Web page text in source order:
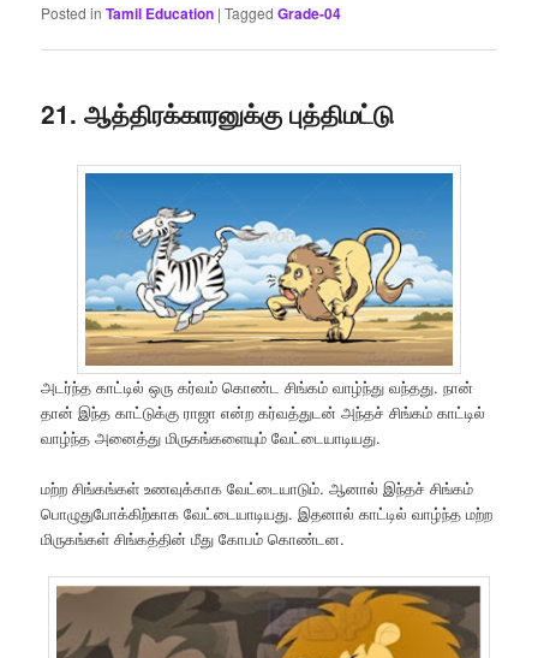
Posted in Tamil Education |Tagged Grade-04
21. ஆத்திரக்காரனுக்கு புத்திமட்டு
அடர்ந்த காட்டில் ஒரு கர்வம் கொண்ட சிங்கம் வாழ்ந்து வந்தது. நான்
தான் இந்த காட்டுக்கு ராஜா என்ற கர்வத்துடன் அந்தச் சிங்கம் காட்டில்
வாழ்ந்த அனைத்து மிருகங்களையும் வேட்டையாடியது.
மற்ற சிங்கங்கள் உணவுக்காக வேட்டையாடும். ஆனால் இந்தச் சிங்கம்
பொழுதுபோக்கிற்காக வேட்டையாடியது. இதனால் காட்டில் வாழ்ந்த மற்ற
மிருகங்கள் சிங்கத்தின் மீது கோபம் கொண்டன.